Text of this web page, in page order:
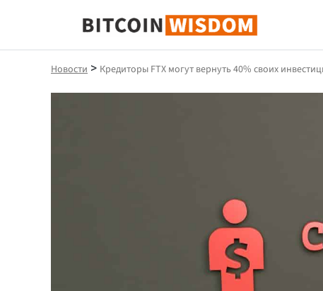
Биткойн Мудрость
Новости > Кредиторы FTX могут вернуть 40% своих